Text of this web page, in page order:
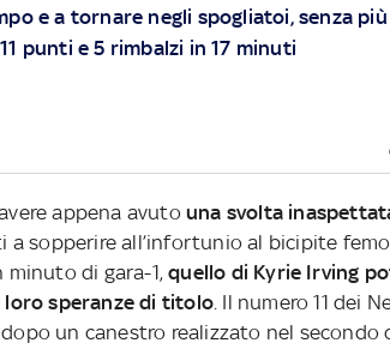
e a tornare negli spogliatoi, senza
punti e 5 rimbalzi in 17 minuti
appena avuto una svolta
a sopperire all’infortunio al bicipite
minuto di gara-1,quello di Kyrie Irving
loro speranze di titolo. Il numero 11 dei
un canestro realizzato nel secondo